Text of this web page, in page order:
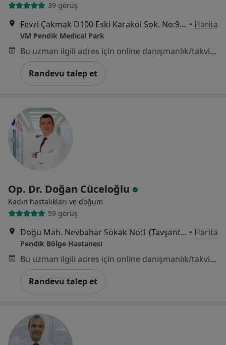
39 görüş
Fevzi Çakmak D100 Eski Karakol Sok. No:9, İstanbul • Harita
VM Pendik Medical Park
Bu uzman ilgili adres için online danışmanlık/takvim sunmuyor.
Randevu talep et
Op. Dr. Doğan Cüceloğlu
Kadın hastalıkları ve doğum
59 görüş
Doğu Mah. Nevbahar Sokak No:1 (Tavşantepe Metro Durağı Yanı), Pendik • Harita
Pendik Bölge Hastanesi
Bu uzman ilgili adres için online danışmanlık/takvim sunmuyor.
Randevu talep et